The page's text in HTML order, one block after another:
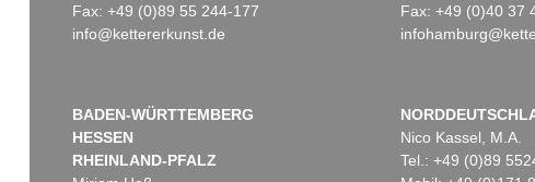
Auktion 560 - Lot 32
Auktion 342 - Lot 233
Fax: +49 (0)89 55 244-177
info@kettererkunst.de
Fax: +49 (0)40 37
BADEN-WÜRTTEMBERG
HESSEN
RHEINLAND-PFALZ
Nico Kassel, M.A.
Tel.: +49 (0)89